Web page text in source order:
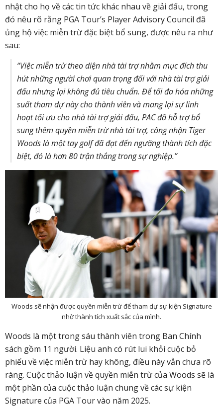
nhật cho họ về các tin tức khác nhau về giải đấu, trong
đó nêu rõ rằng PGA Tour’s Player Advisory Council đã
ủng hộ việc miễn trừ đặc biệt bổ sung, được nêu ra như
sau:
“Việc miễn trừ theo diện nhà tài trợ nhằm mục đích thu
hút những người chơi quan trọng đối với nhà tài trợ giải
đấu nhưng lại không đủ tiêu chuẩn. Để tối đa hóa những
suất tham dự này cho thành viên và mang lại sự linh
hoạt tối ưu cho nhà tài trợ giải đấu, PAC đã hỗ trợ bổ
sung thêm quyền miễn trừ nhà tài trợ, công nhận Tiger
Woods là một tay golf đã đạt đến ngưỡng thành tích đặc
biệt, đó là hơn 80 trận thắng trong sự nghiệp.”
Woods sẽ nhận được quyền miễn trừ để tham dự sự kiện Signature
nhờ thành tích xuất sắc của mình.
Woods là một trong sáu thành viên trong Ban Chính
sách gồm 11 người. Liệu anh có rút lui khỏi cuộc bỏ
phiếu về việc miễn trừ hay không, điều này vẫn chưa rõ
ràng. Cuộc thảo luận về quyền miễn trừ của Woods sẽ là
một phần của cuộc thảo luận chung về các sự kiện
Signature của PGA Tour vào năm 2025.